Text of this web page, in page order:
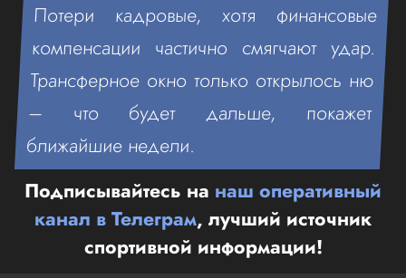
Потери кадровые, хотя финансовые
компенсации частично смягчают удар.
Трансферное окно только открылось ню
– что будет дальше, покажет
ближайшие недели.
Подписывайтесь на наш оперативный
канал в Телеграм, лучший источник
спортивной информации!